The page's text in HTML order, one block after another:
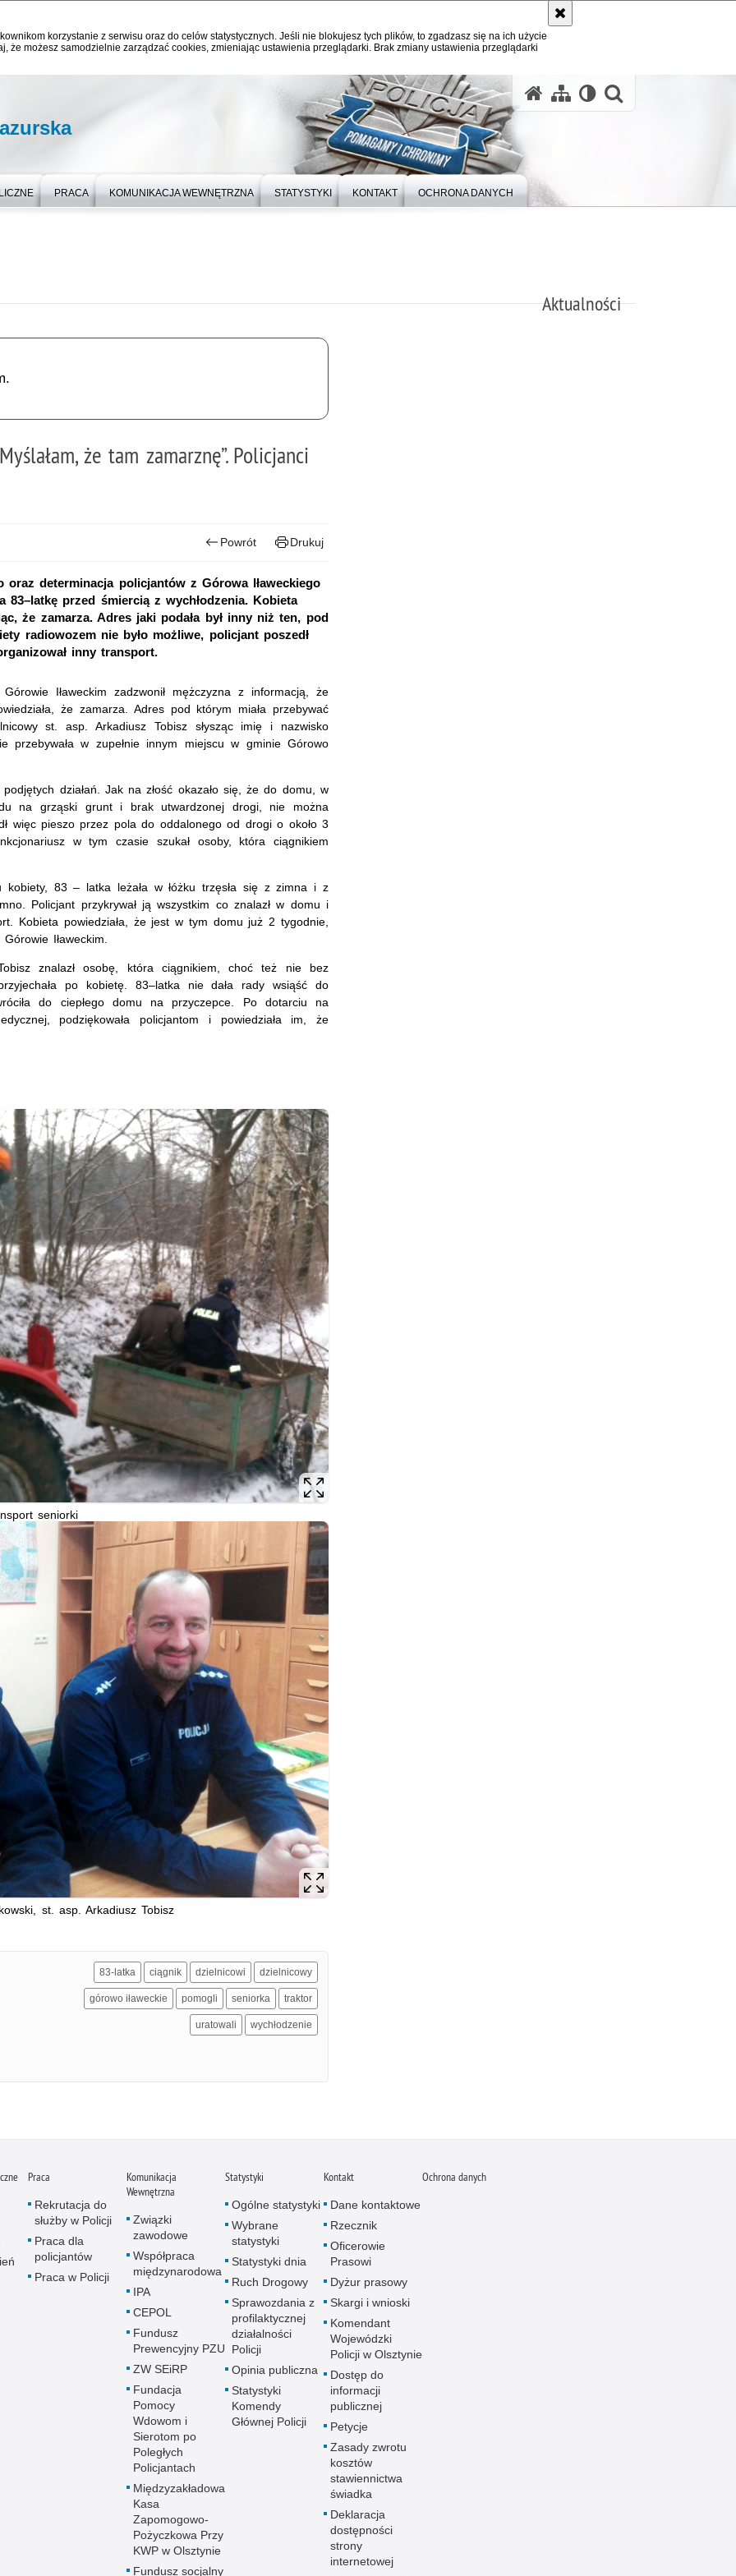
korzystanie z serwisu oraz do celów statystycznych. Jeśli nie blokujesz tych plików, to zgadzasz się na ich użycie
że możesz samodzielnie zarządzać cookies, zmieniając ustawienia przeglądarki. Brak zmiany ustawienia przeglądarki
PRACA KOMUNIKACJA WEWNĘTRZNA STATYSTYKI KONTAKT OCHRONA DANYCH
Aktualności
że tam zamarznę”. Policjanci
Powrót Drukuj
determinacja policjantów z Górowa Iławeckiego
83–latkę przed śmiercią z wychłodzenia. Kobieta
że zamarza. Adres jaki podała był inny niż ten, pod
radiowozem nie było możliwe, policjant poszedł
inny transport.
Iławeckim zadzwonił mężczyzna z informacją, że
że zamarza. Adres pod którym miała przebywać
st. asp. Arkadiusz Tobisz słysząc imię i nazwisko
przebywała w zupełnie innym miejscu w gminie Górowo
działań. Jak na złość okazało się, że do domu, w
na grząski grunt i brak utwardzonej drogi, nie można
więc pieszo przez pola do oddalonego od drogi o około 3
w tym czasie szukał osoby, która ciągnikiem
83 – latka leżała w łóżku trzęsła się z zimna i z
Policjant przykrywał ją wszystkim co znalazł w domu i
Kobieta powiedziała, że jest w tym domu już 2 tygodnie,
Iławeckim.
znalazł osobę, która ciągnikiem, choć też nie bez
po kobietę. 83–latka nie dała rady wsiąść do
do ciepłego domu na przyczepce. Po dotarciu na
podziękowała policjantom i powiedziała im, że
seniorki
st. asp. Arkadiusz Tobisz
83-latka ciągnik dzielnicowi dzielnicowy
górowo iławeckie pomogli seniorka traktor
uratowali wychłodzenie
Praca
Rekrutacja do
służby w Policji
Praca dla
policjantów
Praca w Policji
Komunikacja
Wewnętrzna
Związki
zawodowe
Współpraca
międzynarodowa
IPA
CEPOL
Fundusz
Prewencyjny PZU
ZW SEiRP
Fundacja
Pomocy
Wdowom i
Sierotom po
Poległych
Policjantach
Międzyzakładowa
Kasa
Zapomogowo-
Pożyczkowa Przy
KWP w Olsztynie
Fundusz socjalny
Statystyki
Ogólne statystyki
Wybrane
statystyki
Statystyki dnia
Ruch Drogowy
Sprawozdania z
profilaktycznej
działalności
Policji
Opinia publiczna
Statystyki
Komendy
Głównej Policji
Kontakt
Dane kontaktowe
Rzecznik
Oficerowie
Prasowi
Dyżur prasowy
Skargi i wnioski
Komendant
Wojewódzki
Policji w Olsztynie
Dostęp do
informacji
publicznej
Petycje
Zasady zwrotu
kosztów
stawiennictwa
świadka
Deklaracja
dostępności
strony
internetowej
Ochrona danych